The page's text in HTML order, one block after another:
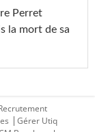
Perret
la mort de sa
Gérer Utiq